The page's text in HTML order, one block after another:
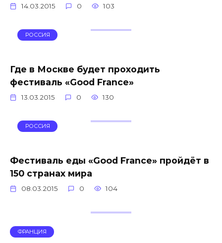
14.03.2015 0 103
РОССИЯ
Где в Москве будет проходить
фестиваль «Good France»
13.03.2015 0 130
РОССИЯ
Фестиваль еды «Good France» пройдёт в
150 странах мира
08.03.2015 0 104
ФРАНЦИЯ